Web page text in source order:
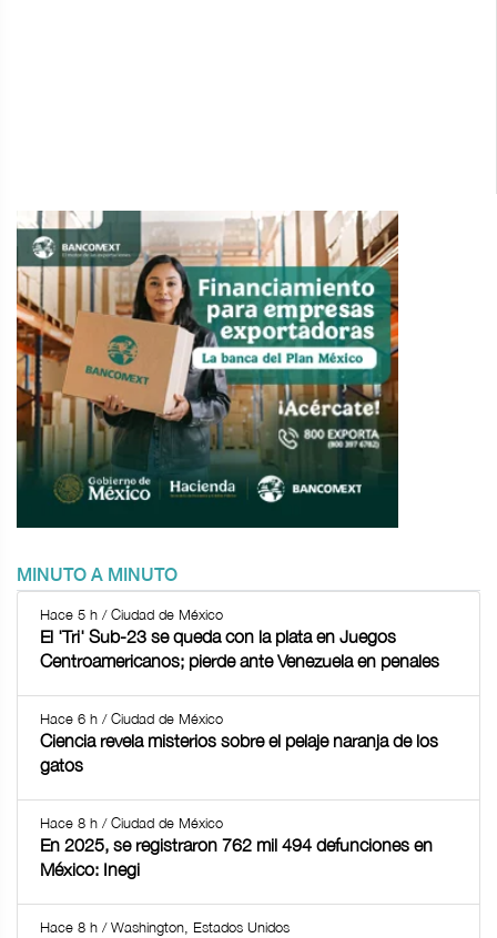
MINUTO A MINUTO
Hace 5 h / Ciudad de México
El 'Tri' Sub-23 se queda con la plata en Juegos
Centroamericanos; pierde ante Venezuela en penales
Hace 6 h / Ciudad de México
Ciencia revela misterios sobre el pelaje naranja de los
gatos
Hace 8 h / Ciudad de México
En 2025, se registraron 762 mil 494 defunciones en
México: Inegi
Hace 8 h / Washington, Estados Unidos